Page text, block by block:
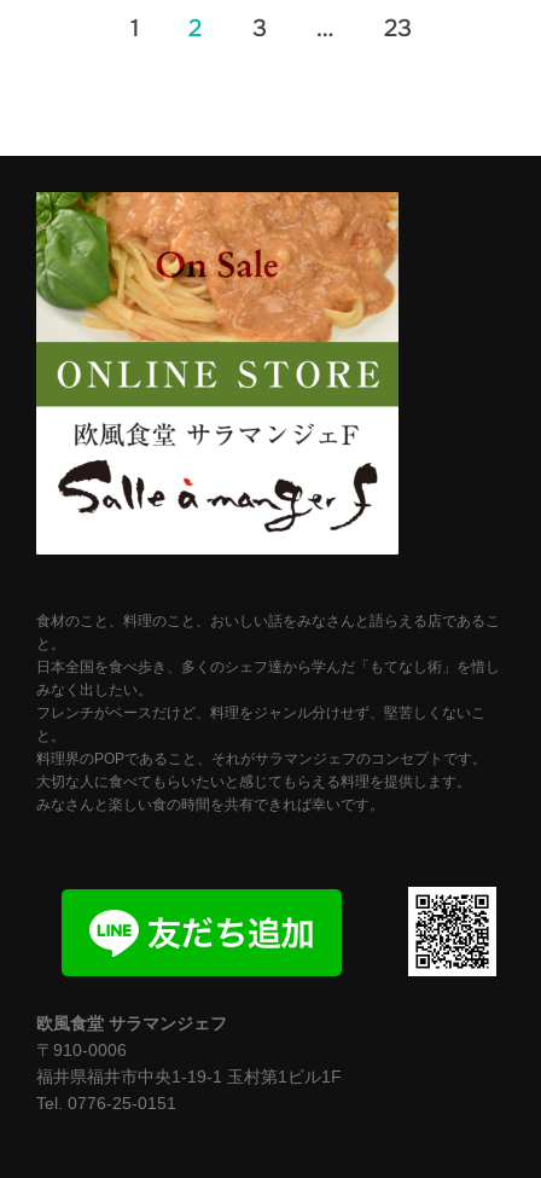
ペ
ー
ジ
送
り
1 2 3 … 23
食材のこと、料理のこと、おいしい話をみなさんと語らえる店であるこ
と。
日本全国を食べ歩き、多くのシェフ達から学んだ「もてなし術」を惜し
みなく出したい。
フレンチがベースだけど、料理をジャンル分けせず、堅苦しくないこ
と。
料理界のPOPであること、それがサラマンジェフのコンセプトです。
大切な人に食べてもらいたいと感じてもらえる料理を提供します。
みなさんと楽しい食の時間を共有できれば幸いです。
欧風食堂 サラマンジェフ
〒910-0006
福井県福井市中央1-19-1 玉村第1ビル1F
Tel. 0776-25-0151